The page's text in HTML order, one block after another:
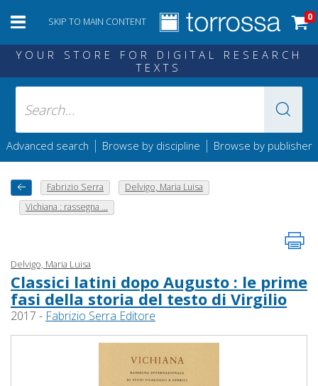
SKIP TO MAIN CONTENT 0
YOUR STORE FOR DIGITAL RESEARCH
TEXTS
Advanced search | Browse by discipline | Browse by publisher
Fabrizio Serra
Delvigo, Maria Luisa
Vichiana : rassegna ...
Delvigo, Maria Luisa
Classici latini dopo Augusto : le prime
fasi della storia del testo di Virgilio
2017 - Fabrizio Serra Editore